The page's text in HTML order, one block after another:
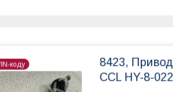
коду
8423,
CCL HY-8-022